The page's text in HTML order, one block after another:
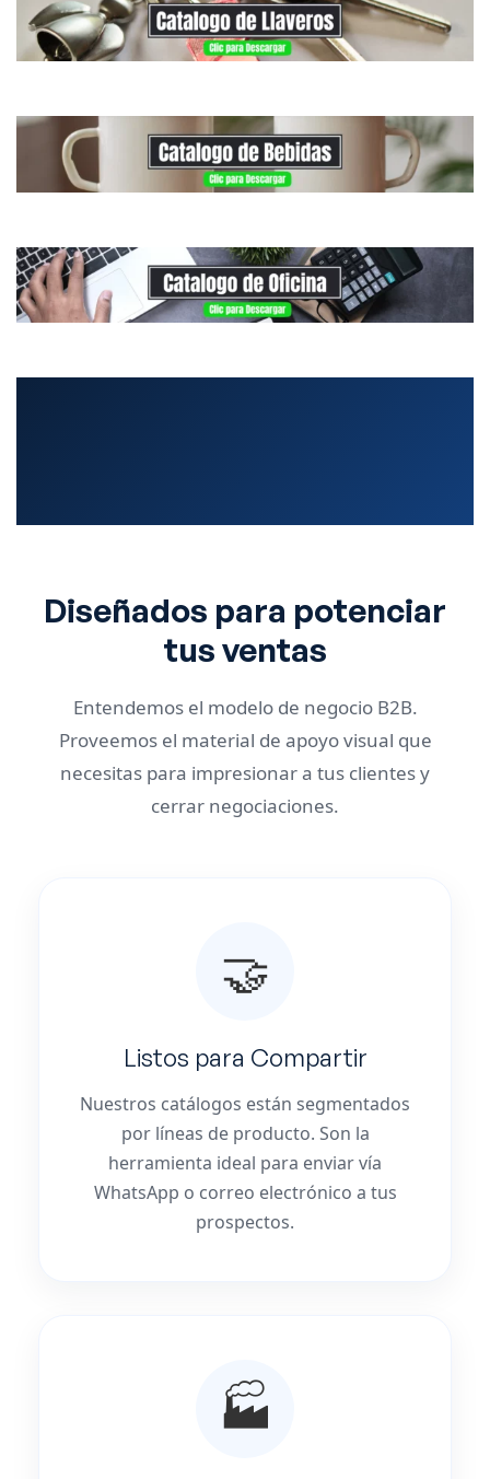
Diseñados para potenciar
tus ventas
Entendemos el modelo de negocio B2B.
Proveemos el material de apoyo visual que
necesitas para impresionar a tus clientes y
cerrar negociaciones.
🤝
Listos para Compartir
Nuestros catálogos están segmentados
por líneas de producto. Son la
herramienta ideal para enviar vía
WhatsApp o correo electrónico a tus
prospectos.
🏭